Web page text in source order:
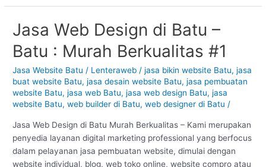
Jasa Web Design di Batu –
Batu : Murah Berkualitas #1
Jasa Website Batu / Lenteraweb/jasa bikin website Batu,jasa
buat website Batu,jasa desain website Batu,jasa pembuatan
website Batu,jasa web Batu,jasa web design Batu,jasa
website Batu,web builder di Batu,web designer di Batu /
Jasa Web Design di Batu Murah Berkualitas – Kami merupakan
penyedia layanan digital marketing professional yang berfocus
dalam pelayanan jasa pembuatan website, dimulai dengan
website individual, blog, web toko online, website compro atau
Jasa
Web
Design
Batu
–
Batu
Murah
Berkualitas
#1